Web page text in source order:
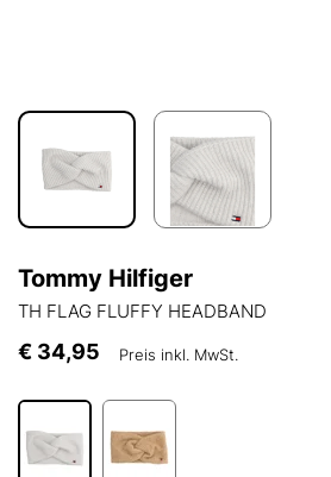
Tommy Hilfiger
TH FLAG FLUFFY HEADBAND
€ 34,95 Preis inkl. MwSt.